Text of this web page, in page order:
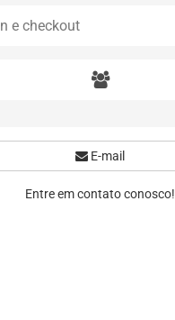
E-mail
Entre em contato conosco!